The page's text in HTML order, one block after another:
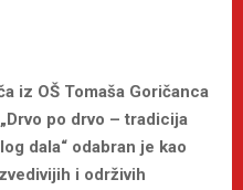
iz OŠ Tomaša Goričanca
po drvo – tradicija
dala“ odabran je kao
i održivih